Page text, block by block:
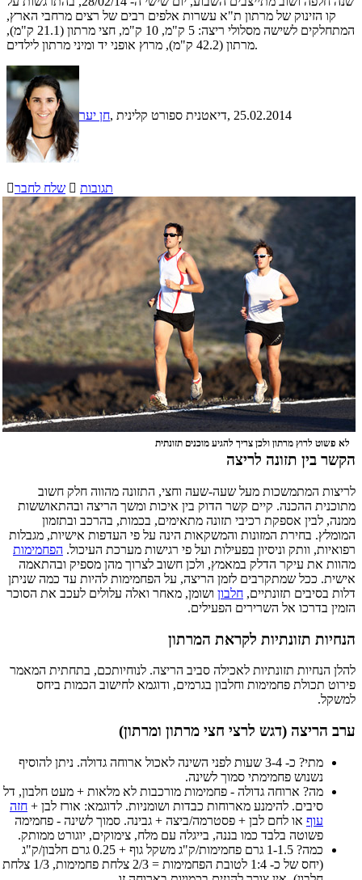
קו הזינוק של מרתון ת"א עשרות אלפים רבים של רצים מרחבי הארץ,
המתחלקים לשישה מסלולי ריצה: 5 ק"מ, 10 ק"מ, חצי מרתון (21.1 ק"מ),
מרתון (42.2 ק"מ), מרוץ אופני יד ומיני מרתון לילדים.
חן יער , דיאטנית ספורט קלינית, 25.02.2014
שלח לחבר  תגובות
לא פשוט לרוץ מרתון ולכן צריך להגיע מוכנים תזונתית
הקשר בין תזונה לריצה
לריצות המתמשכות מעל שעה-שעה וחצי, התזונה מהווה חלק חשוב
מתוכנית ההכנה. קיים קשר הדוק בין איכות ומשך הריצה ובהתאוששות
ממנה, לבין אספקת רכיבי תזונה מתאימים, בכמות, בהרכב ובתזמון
המומלץ. בחירת המזונות והמשקאות הינה על פי העדפות אישיות, מגבלות
רפואיות, וותק וניסיון בפעילות ועל פי רגישות מערכת העיכול. הפחמימות
מהוות את עיקר הדלק במאמץ, ולכן חשוב לצרוך מהן מספיק ובהתאמה
אישית. ככל שמתקרבים לזמן הריצה, על הפחמימות להיות עד כמה שניתן
דלות בסיבים תזונתיים, חלבון ושומן, מאחר ואלה עלולים לעכב את הסוכר
הזמין בדרכו אל השרירים הפעילים.
הנחיות תזונתיות לקראת המרתון
להלן הנחיות תזונתיות לאכילה סביב הריצה. לנוחיותכם, בתחתית המאמר
פירוט תכולת פחמימות וחלבון בגרמים, ודוגמא לחישוב הכמות ביחס
למשקל.
ערב הריצה (דגש לרצי חצי מרתון ומרתון)
מתי? כ- 3-4 שעות לפני השינה לאכול ארוחה גדולה. ניתן להוסיף
נשנוש פחמימתי סמוך לשינה.
מה? ארוחה גדולה - פחמימות מורכבות לא מלאות + מעט חלבון, דל
סיבים. להימנע מארוחות כבדות ושומניות. לדוגמא: אורז לבן + חזה
עוף או לחם לבן + פסטרמה/ביצה + גבינה. סמוך לשינה - פחמימה
פשוטה בלבד כמו בננה, בייגלה עם מלח, צימוקים, יוגורט ממותק.
כמה? 1-1.5 גרם פחמימות/ק"ג משקל גוף + 0.25 גרם חלבון/ק"ג
(יחס של כ- 1:4 לטובת הפחמימות = 2/3 צלחת פחמימות, 1/3 צלחת